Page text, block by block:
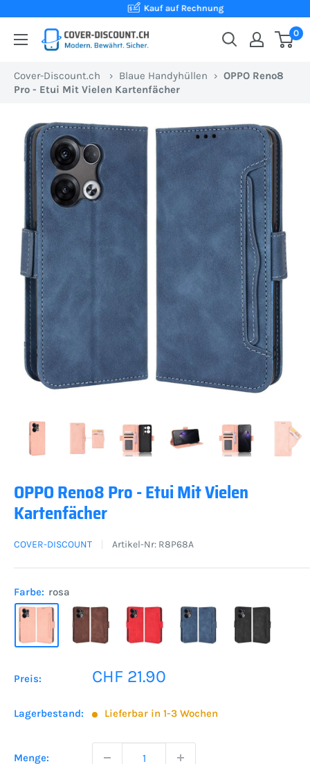
Inhalt
Kauf auf Rechnung
Cover-
Ihr
Onlineshop
der
Schweiz
für
Schutzhüllen
zum
besten
Preis
0
Cover-Discount.ch › Blaue Handyhüllen › OPPO Reno8
Pro - Etui Mit Vielen Kartenfächer
OPPO Reno8 Pro - Etui Mit Vielen
Kartenfächer
COVER-DISCOUNT Artikel-Nr: R8P68A
Farbe: rosa
Preis: Sonderpreis
CHF 21.90
Lagerbestand: Lieferbar in 1-3 Wochen
Menge: